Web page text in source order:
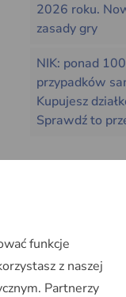
2026 roku.
zasady gry
NIK: ponad
przypadków
Kupujesz
Sprawdź to
Dołącz do
odbierz
KOD
funkcje
z naszej
Partnerzy